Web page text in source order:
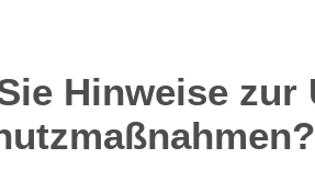
Hinweise zur